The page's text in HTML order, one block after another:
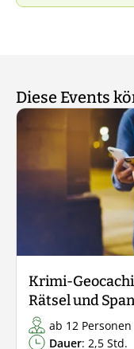
Diese Events
Krimi-
Rätsel und
ab 12 Personen
Dauer: 2,5 Std.